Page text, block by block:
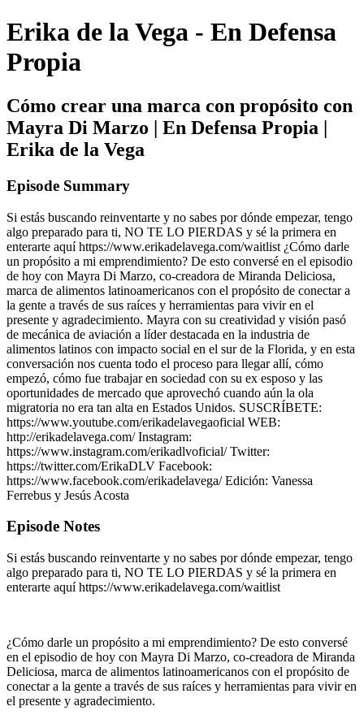
Erika de la Vega - En Defensa
Propia
Cómo crear una marca con propósito con
Mayra Di Marzo | En Defensa Propia |
Erika de la Vega
Episode Summary
Si estás buscando reinventarte y no sabes por dónde empezar, tengo
algo preparado para ti, NO TE LO PIERDAS y sé la primera en
enterarte aquí https://www.erikadelavega.com/waitlist ¿Cómo darle
un propósito a mi emprendimiento? De esto conversé en el episodio
de hoy con Mayra Di Marzo, co-creadora de Miranda Deliciosa,
marca de alimentos latinoamericanos con el propósito de conectar a
la gente a través de sus raíces y herramientas para vivir en el
presente y agradecimiento. Mayra con su creatividad y visión pasó
de mecánica de aviación a líder destacada en la industria de
alimentos latinos con impacto social en el sur de la Florida, y en esta
conversación nos cuenta todo el proceso para llegar allí, cómo
empezó, cómo fue trabajar en sociedad con su ex esposo y las
oportunidades de mercado que aprovechó cuando aún la ola
migratoria no era tan alta en Estados Unidos. SUSCRÍBETE:
https://www.youtube.com/erikadelavegaoficial WEB:
http://erikadelavega.com/ Instagram:
https://www.instagram.com/erikadlvoficial/ Twitter:
https://twitter.com/ErikaDLV Facebook:
https://www.facebook.com/erikadelavega/ Edición: Vanessa
Ferrebus y Jesús Acosta
Episode Notes
Si estás buscando reinventarte y no sabes por dónde empezar, tengo
algo preparado para ti, NO TE LO PIERDAS y sé la primera en
enterarte aquí https://www.erikadelavega.com/waitlist
¿Cómo darle un propósito a mi emprendimiento? De esto conversé
en el episodio de hoy con Mayra Di Marzo, co-creadora de Miranda
Deliciosa, marca de alimentos latinoamericanos con el propósito de
conectar a la gente a través de sus raíces y herramientas para vivir en
el presente y agradecimiento.